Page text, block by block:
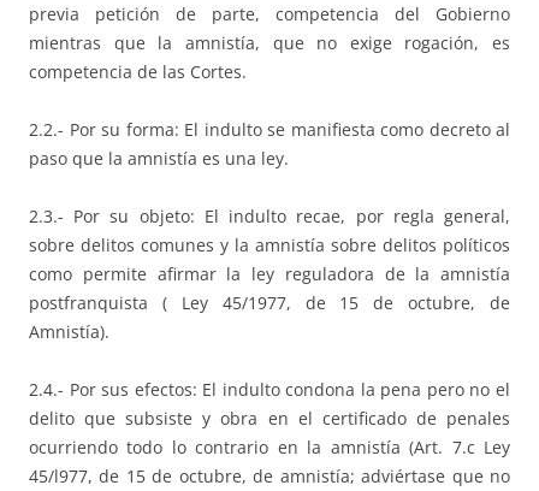
previa petición de parte, competencia del Gobierno
mientras que la amnistía, que no exige rogación, es
competencia de las Cortes.
2.2.- Por su forma: El indulto se manifiesta como decreto al
paso que la amnistía es una ley.
2.3.- Por su objeto: El indulto recae, por regla general,
sobre delitos comunes y la amnistía sobre delitos políticos
como permite afirmar la ley reguladora de la amnistía
postfranquista ( Ley 45/1977, de 15 de octubre, de
Amnistía).
2.4.- Por sus efectos: El indulto condona la pena pero no el
delito que subsiste y obra en el certificado de penales
ocurriendo todo lo contrario en la amnistía (Art. 7.c Ley
45/l977, de 15 de octubre, de amnistía; adviértase que no